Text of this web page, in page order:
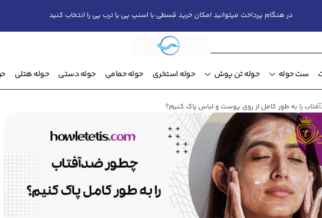
در هنگام پرداخت میتوانید امکان خرید قسطی با اسنپ پی یا ترب پی را انتخاب کنید
ست حوله حوله تن پوش حوله استخری حوله حمامی حوله دستی حوله هتلی
را به طور کامل از روی پوست و لباس پاک کنیم؟